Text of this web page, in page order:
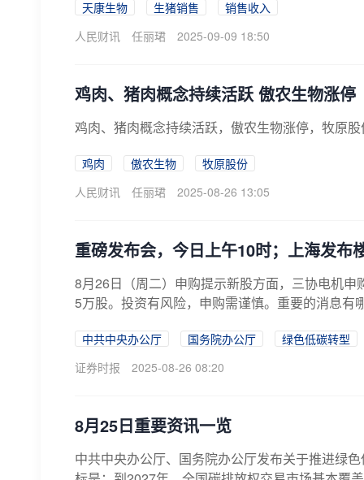
天康生物 生猪销售
销售收入
人民财讯
任丽珺 2025-09-09 18:50
鸡肉、猪肉概念持续活跃 傲农生物涨停
鸡肉、猪肉概念持续活跃，傲农生物涨停，牧原
鸡肉 傲农生物
牧原股份
人民财讯
任丽珺 2025-08-26 13:05
重磅发布会，今日上午10时；上海发
8月26日（周二）申购提示新股方面，三协电机
5万股。投资有风险，申购需谨慎。重要的消息有
中共中央办公厅 国务院办公厅
绿色低碳转型
证券时报
2025-08-26 08:20
8月25日重要资讯一览
中共中央办公厅、国务院办公厅发布关于推进绿